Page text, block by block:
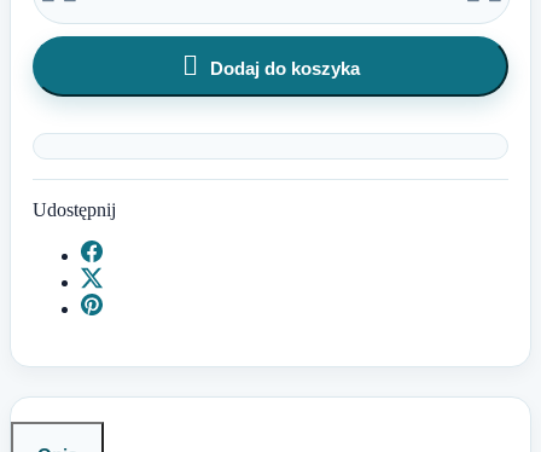
 Dodaj do koszyka
Udostępnij